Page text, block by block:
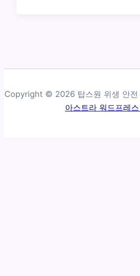
Copyright © 2026 탑스원 위생 안
아스트라 워드프레